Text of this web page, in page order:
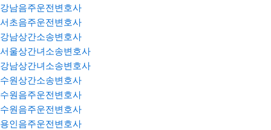
강남음주운전변호사
서초음주운전변호사
강남상간소송변호사
서울상간녀소송변호사
강남상간녀소송변호사
수원상간소송변호사
수원음주운전변호사
수원음주운전변호사
용인음주운전변호사